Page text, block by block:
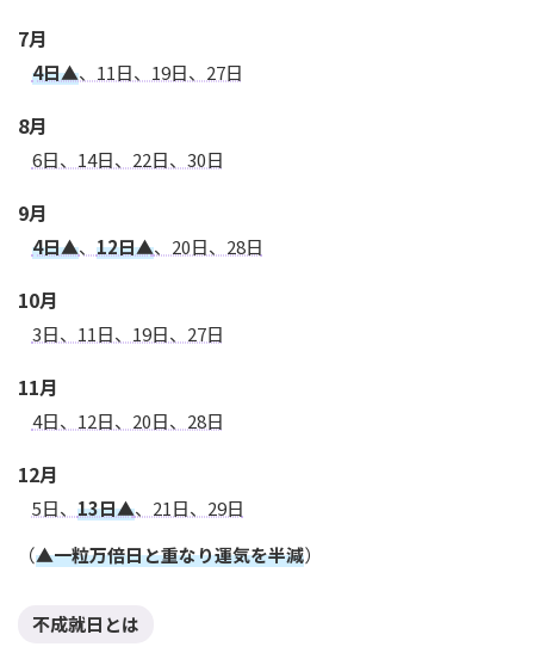
7月
4日▲、11日、19日、27日
8月
6日、14日、22日、30日
9月
4日▲、 12日▲、20日、28日
10月
3日、11日、19日、27日
11月
4日、12日、20日、28日
12月
5日、 13日▲、21日、29日
（▲一粒万倍日と重なり運気を半減）
不成就日とは